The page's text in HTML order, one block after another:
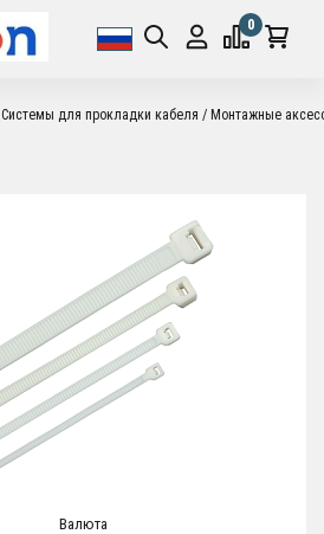
0
Системы для прокладки кабеля Монтажные
Валюта